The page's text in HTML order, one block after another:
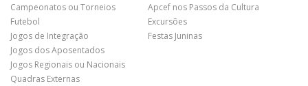
Campeonatos ou Torneios
Futebol
Jogos de Integração
Jogos dos Aposentados
Jogos Regionais ou Nacionais
Quadras Externas
Apcef nos Passos da Cultura
Excursões
Festas Juninas